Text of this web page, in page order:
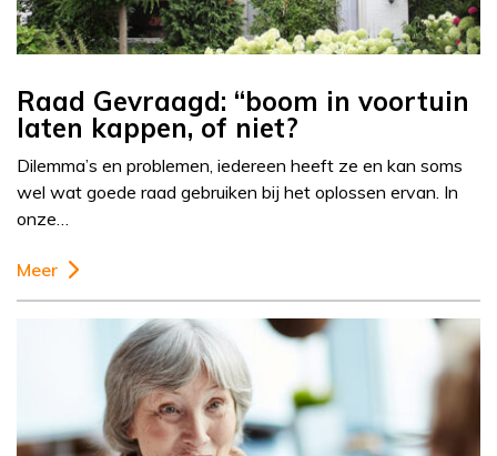
Raad Gevraagd: “boom in voortuin
laten kappen, of niet?
Dilemma’s en problemen, iedereen heeft ze en kan soms
wel wat goede raad gebruiken bij het oplossen ervan. In
onze…
Meer